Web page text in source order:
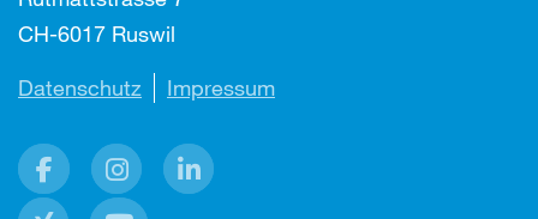
CH-6017 Ruswil
Datenschutz Impressum